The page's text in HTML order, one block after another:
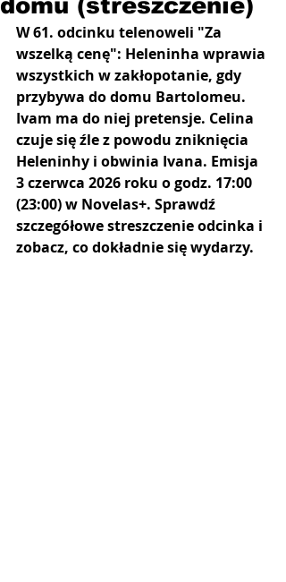
W 61. odcinku telenoweli "Za
wszelką cenę": Heleninha wprawia
wszystkich w zakłopotanie, gdy
przybywa do domu Bartolomeu.
Ivam ma do niej pretensje. Celina
czuje się źle z powodu zniknięcia
Heleninhy i obwinia Ivana. Emisja
3 czerwca 2026 roku o godz. 17:00
(23:00) w Novelas+. Sprawdź
szczegółowe streszczenie odcinka i
zobacz, co dokładnie się wydarzy.